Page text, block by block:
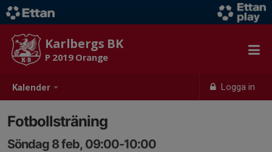
Kalender Logga in
Karlbergs BK
P 2019 Orange
Fotbollsträning
Söndag 8 feb, 09:00-10:00